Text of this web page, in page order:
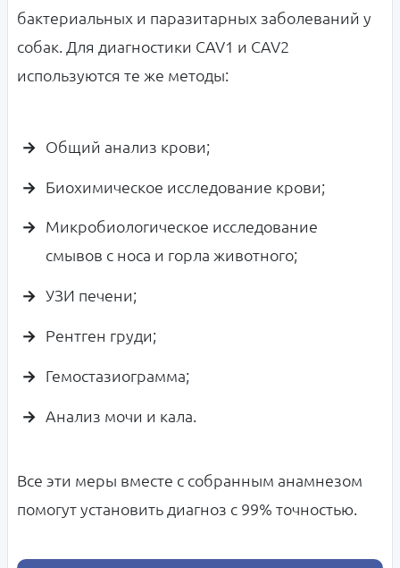
бактериальных и паразитарных заболеваний у
собак. Для диагностики CAV1 и CAV2
используются те же методы:
Общий анализ крови;
Биохимическое исследование крови;
Микробиологическое исследование
смывов с носа и горла животного;
УЗИ печени;
Рентген груди;
Гемостазиограмма;
Анализ мочи и кала.
Все эти меры вместе с собранным анамнезом
помогут установить диагноз с 99% точностью.